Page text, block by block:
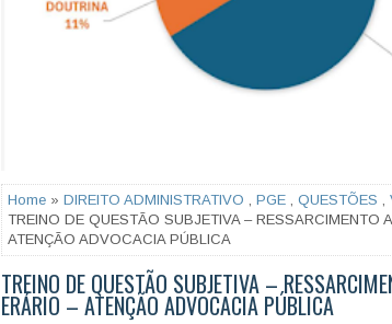
Home » DIREITO ADMINISTRATIVO , PGE , QUESTÕES ,
TREINO DE QUESTÃO SUBJETIVA – RESSARCIMENTO
ATENÇÃO ADVOCACIA PÚBLICA
TREINO DE QUESTÃO SUBJETIVA –
ERÁRIO – ATENÇÃO ADVOCACIA PÚBLICA